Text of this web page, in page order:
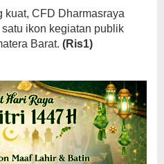
kuat, CFD Dharmasraya
ikon kegiatan publik
Barat. (Ris1)